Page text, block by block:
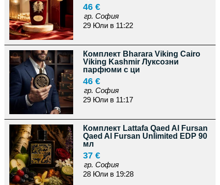
46 €
гр. София
29 Юли в 11:22
Комплект Bharara Viking Cairo
Viking Kashmir Луксозни
парфюми с ци
46 €
гр. София
29 Юли в 11:17
Комплект Lattafa Qaed Al Fursan
Qaed Al Fursan Unlimited EDP 90
мл
37 €
гр. София
28 Юли в 19:28